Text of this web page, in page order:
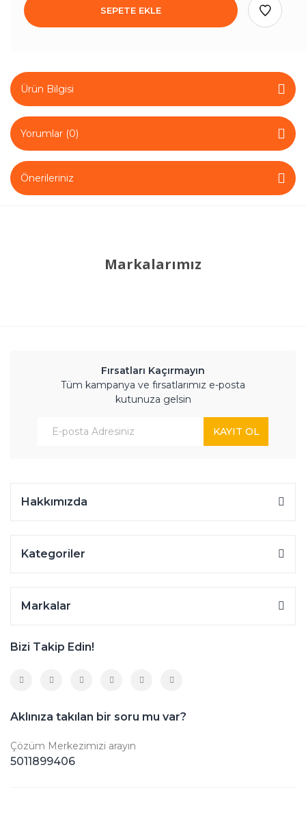
SEPETE EKLE
Ürün Bilgisi
Yorumlar (0)
Önerileriniz
Markalarımız
Fırsatları Kaçırmayın
Tüm kampanya ve fırsatlarımız e-posta
kutunuza gelsin
KAYIT OL
Hakkımızda
Kategoriler
Markalar
Bizi Takip Edin!
Aklınıza takılan bir soru mu var?
Çözüm Merkezimizi arayın
5011899406